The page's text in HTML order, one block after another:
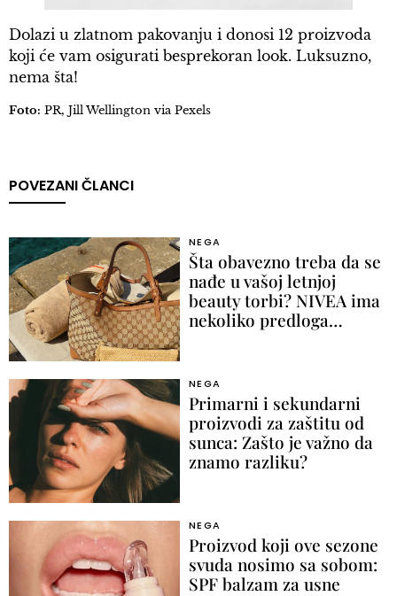
Dolazi u zlatnom pakovanju i donosi 12 proizvoda
koji će vam osigurati besprekoran look. Luksuzno,
nema šta!
Foto: PR, Jill Wellington via Pexels
POVEZANI ČLANCI
NEGA
Šta obavezno treba da se
nađe u vašoj letnjoj
beauty torbi? NIVEA ima
nekoliko predloga…
NEGA
Primarni i sekundarni
proizvodi za zaštitu od
sunca: Zašto je važno da
znamo razliku?
NEGA
Proizvod koji ove sezone
svuda nosimo sa sobom:
SPF balzam za usne